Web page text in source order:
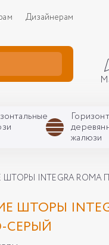
Дизайнерам
жалюзи
INTEGRA
ШТОРЫ
СЕРЫЙ